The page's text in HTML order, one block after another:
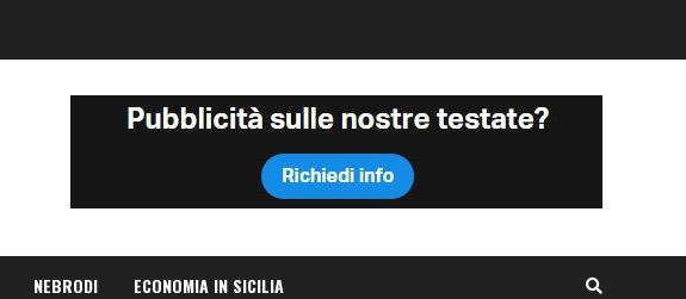
NEBRODI ECONOMIA IN SICILIA